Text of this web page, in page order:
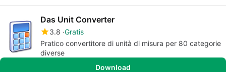
Das Unit Converter
3.8 Gratis
Pratico convertitore di unità di misura per 80 categorie
diverse
Download